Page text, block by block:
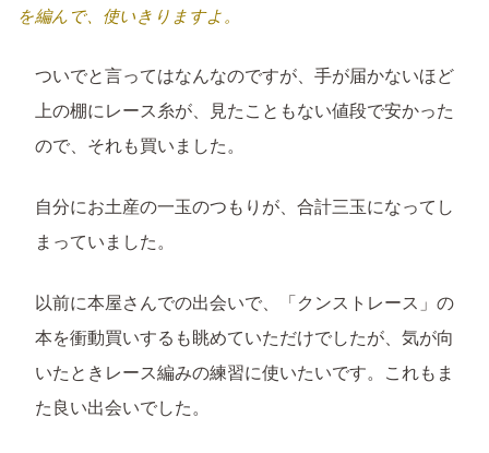
を編んで、使いきりますよ。
ついでと言ってはなんなのですが、手が届かないほど
上の棚にレース糸が、見たこともない値段で安かった
ので、それも買いました。
自分にお土産の一玉のつもりが、合計三玉になってし
まっていました。
以前に本屋さんでの出会いで、「クンストレース」の
本を衝動買いするも眺めていただけでしたが、気が向
いたときレース編みの練習に使いたいです。これもま
た良い出会いでした。